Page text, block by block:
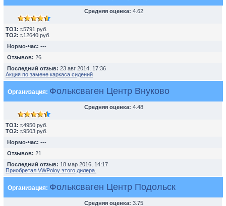
Средняя оценка: 4.62
TO1: ≈5791 руб.
TO2: ≈12640 руб.
Нормо-час: ---
Отзывов: 26
Последний отзыв: 23 авг 2014, 17:36
Акция по замене каркаса сидений
Организация: Фольксваген Центр Внуково
Средняя оценка: 4.48
TO1: ≈4950 руб.
TO2: ≈9503 руб.
Нормо-час: ---
Отзывов: 21
Последний отзыв: 18 мар 2016, 14:17
Приобретал VWPoloу этого дилера.
Организация: Фольксваген Центр Подольск
Средняя оценка: 3.75